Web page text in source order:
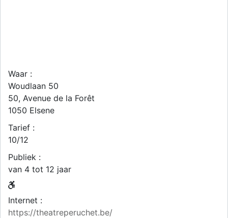
Waar :
Woudlaan 50
50, Avenue de la Forêt
1050 Elsene
Tarief :
10/12
Publiek :
van 4 tot 12 jaar
Internet :
https://theatreperuchet.be/